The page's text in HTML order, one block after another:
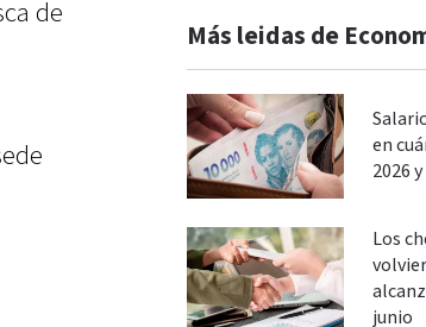
de
Más leidas de
en
2026
Los
junio